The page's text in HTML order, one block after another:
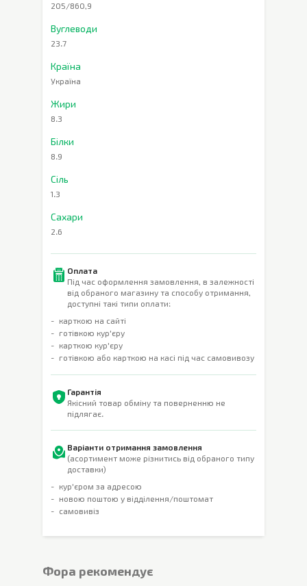
205/860,9
Вуглеводи
23.7
Країна
Україна
Жири
8.3
Білки
8.9
Сіль
1.3
Сахари
2.6
Оплата
Під час оформлення замовлення, в залежності
від обраного магазину та способу отримання,
доступні такі типи оплати:
карткою на сайті
готівкою кур'єру
карткою кур'єру
готівкою або карткою на касі під час самовивозу
Гарантія
Якісний товар обміну та поверненню не
підлягає.
Варіанти отримання замовлення
(асортимент може різнитись від обраного типу
доставки)
кур'єром за адресою
новою поштою у відділення/поштомат
самовивіз
Фора рекомендує